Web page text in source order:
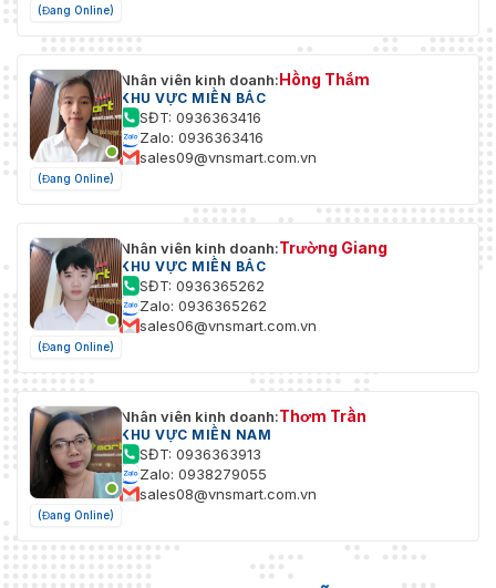
(Đang Online)
(Đang Online)
Nhân viên kinh doanh:Hồng Thắm
KHU VỰC MIỀN BẮC
SĐT: 0936363416
Zalo: 0936363416
sales09@vnsmart.com.vn
(Đang Online)
Nhân viên kinh doanh:Trường Giang
KHU VỰC MIỀN BẮC
SĐT: 0936365262
Zalo: 0936365262
sales06@vnsmart.com.vn
(Đang Online)
Nhân viên kinh doanh:Thơm Trần
KHU VỰC MIỀN NAM
SĐT: 0936363913
Zalo: 0938279055
sales08@vnsmart.com.vn